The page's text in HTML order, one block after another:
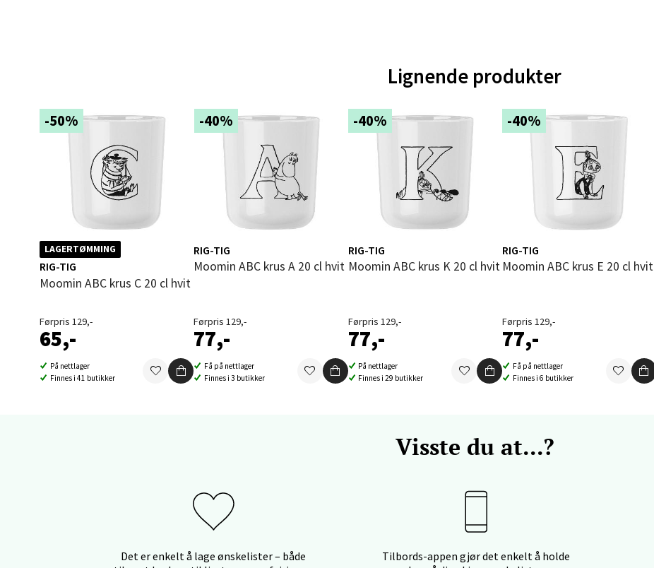
Lignende produkter
-50%
LAGERTØMMING
RIG-TIG
Moomin ABC krus C 20 cl hvit
Førpris 129,-
65,-
På nettlager
Finnes i 41 butikker
-40%
RIG-TIG
Moomin ABC krus A 20 cl hvit
Førpris 129,-
77,-
Få på nettlager
Finnes i 3 butikker
-40%
RIG-TIG
Moomin ABC krus K 20 cl hvit
Førpris 129,-
77,-
På nettlager
Finnes i 29 butikker
-40%
RIG-TIG
Moomin ABC krus E 20 cl hvit
Førpris 129,-
77,-
Få på nettlager
Finnes i 6 butikker
Visste du at...?
Det er enkelt å lage ønskelister – både
Tilbords-appen gjør det enkelt å holde
Aunasenteret, Sunndalsvegen 3, 7340 Oppdal
Åpent i dag 10-19
0 i butikk
Orkanger - Thon Senter Orkanger
Thon Senter Orkanger, Orkdalsveien 113, 7300 Orkanger
Sandvika - Thon Senter Sandvika
Bergen - Thon Senter Sartor
3 i butikk